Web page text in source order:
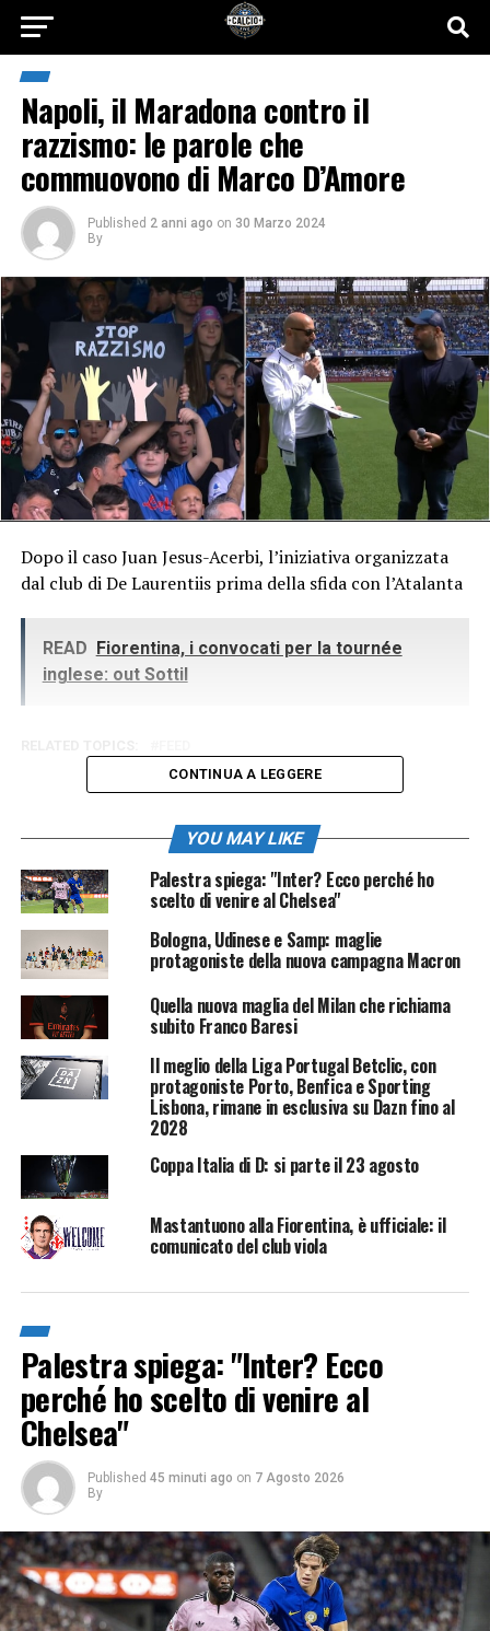
Napoli, il Maradona contro il
razzismo: le parole che
commuovono di Marco D’Amore
Published 2 anni ago on 30 Marzo 2024
By
Dopo il caso Juan Jesus-Acerbi, l’iniziativa organizzata
dal club di De Laurentiis prima della sfida con l’Atalanta
READ Fiorentina, i convocati per la tournée
inglese: out Sottil
CONTINUA A LEGGERE
YOU MAY LIKE
Palestra spiega: "Inter? Ecco perché ho
scelto di venire al Chelsea"
Bologna, Udinese e Samp: maglie
protagoniste della nuova campagna Macron
Quella nuova maglia del Milan che richiama
subito Franco Baresi
Il meglio della Liga Portugal Betclic, con
protagoniste Porto, Benfica e Sporting
Lisbona, rimane in esclusiva su Dazn fino al
2028
Coppa Italia di D: si parte il 23 agosto
Mastantuono alla Fiorentina, è ufficiale: il
comunicato del club viola
Palestra spiega: "Inter? Ecco
perché ho scelto di venire al
Chelsea"
Published 45 minuti ago on 7 Agosto 2026
By